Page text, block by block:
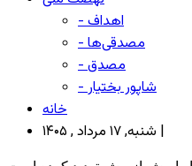
- اهداف
- مصدقی‌ها
- مصدق
- شاپور بختیار
خانه
شنبه, ۱۷ مرداد , ۱۴۰۵ |